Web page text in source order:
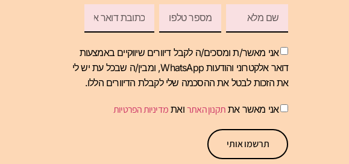
אני מאשר/ת ומסכים/ה לקבל דיוורים שיווקיים באמצעות
דואר אלקטרוני והודעות WhatsApp, ומבין/ה שבכל עת יש לי
את הזכות לבטל את ההסכמה שלי לקבלת הדיוורים הללו.
אני מאשר את תקנון האתרואת מדיניות הפרטיות
תרשמו אותי